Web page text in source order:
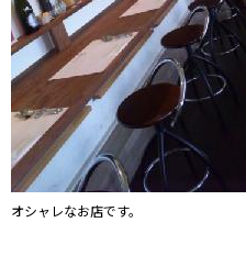
オシャレなお店です。